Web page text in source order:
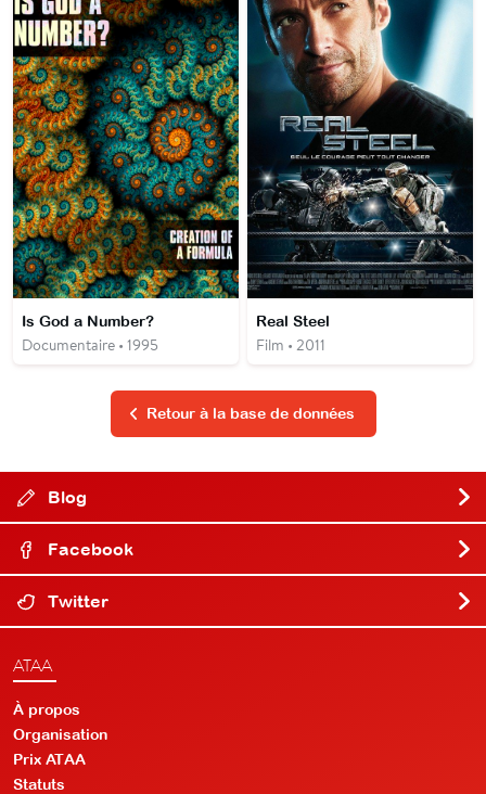
Is God a Number?
Documentaire • 1995
Real Steel
Film • 2011
Retour à la base de données
Blog
Facebook
Twitter
ATAA
À propos
Organisation
Prix ATAA
Statuts